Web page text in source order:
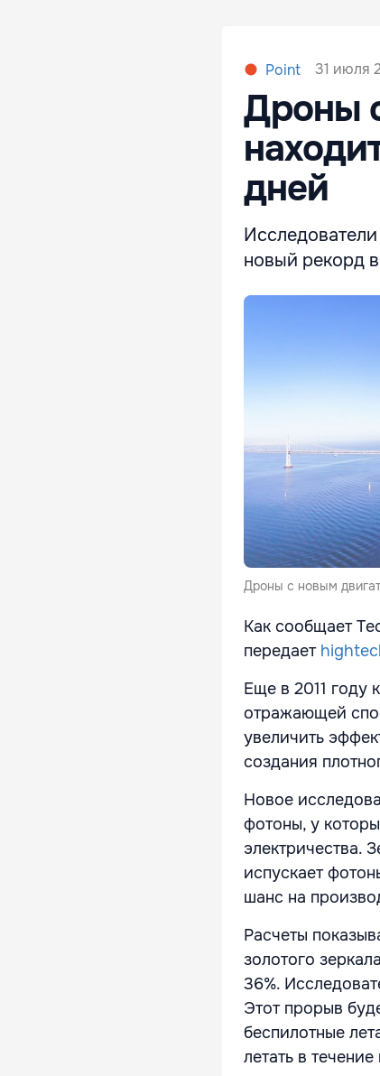
Point 31 июля
Дроны
дней
новый рекорд
Дроны с новым
Как сообщает
передает
Еще в 2011 году
отражающей
увеличить
создания
Новое
фотоны, у
электричества.
испускает
шанс на
Расчеты
золотого
36%.
Этот прорыв
беспилотные
летать в